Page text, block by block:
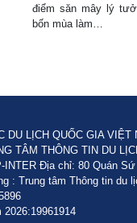
điểm săn mây lý
bốn mùa làm…
DU LỊCH QUỐC GIA VIỆT
TÂM THÔNG TIN DU
INTER Địa chỉ: 80 Quán
: Trung tâm Thông tin du